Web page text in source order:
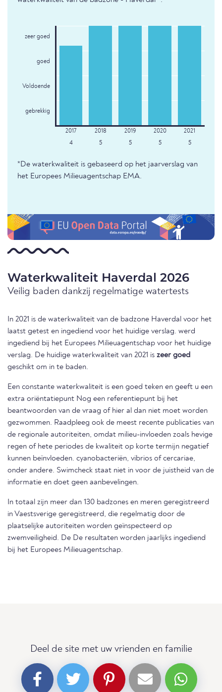
zeer goed
goed
Voldoende
gebrekkig
4 5 5 5 5
*De waterkwaliteit is gebaseerd op het jaarverslag van
het Europees Milieuagentschap EMA.
Waterkwaliteit Haverdal 2026
Veilig baden dankzij regelmatige watertests
In 2021 is de waterkwaliteit van de badzone Haverdal voor het
laatst getest en ingediend voor het huidige verslag. werd
ingediend bij het Europees Milieuagentschap voor het huidige
verslag. De huidige waterkwaliteit van 2021 is zeer goed
geschikt om in te baden.
Een constante waterkwaliteit is een goed teken en geeft u een
extra oriëntatiepunt Nog een referentiepunt bij het
beantwoorden van de vraag of hier al dan niet moet worden
gezwommen. Raadpleeg ook de meest recente publicaties van
de regionale autoriteiten, omdat milieu-invloeden zoals hevige
regen of hete periodes de kwaliteit op korte termijn negatief
kunnen beïnvloeden. cyanobacteriën, vibrios of cercariae,
onder andere. Swimcheck staat niet in voor de juistheid van de
informatie en doet geen aanbevelingen.
In totaal zijn meer dan 130 badzones en meren geregistreerd
in Vaestsverige geregistreerd, die regelmatig door de
plaatselijke autoriteiten worden geïnspecteerd op
zwemveiligheid. De De resultaten worden jaarlijks ingediend
bij het Europees Milieuagentschap.
Deel de site met uw vrienden en familie